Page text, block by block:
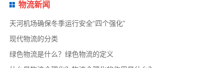
物流新闻
天河机场确保冬季运行安全“四个强化”
现代物流的分类
绿色物流是什么？绿色物流的定义